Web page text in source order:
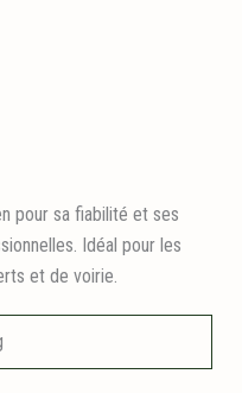
pour sa fiabilité et ses
Idéal pour les
et de voirie.